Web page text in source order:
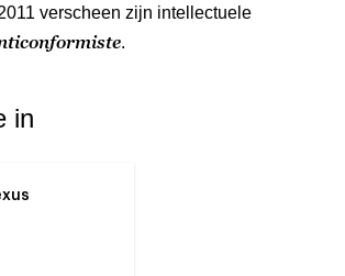
verscheen zijn intellectuele
.
in